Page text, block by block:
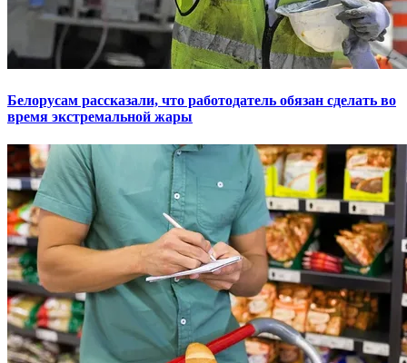
Белорусам рассказали, что работодатель обязан сделать во
время экстремальной жары